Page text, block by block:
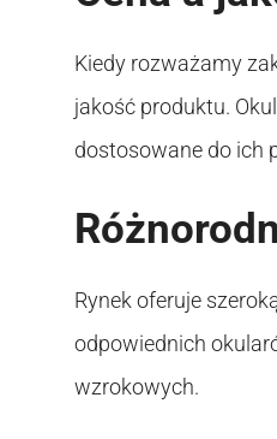
Kiedy rozważamy
jakość produktu.
dostosowane do ich
Rynek oferuje
odpowiednich
wzrokowych.